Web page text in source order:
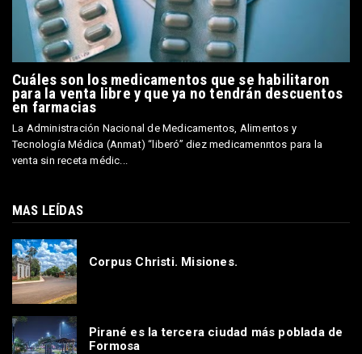
Cuáles son los medicamentos que se habilitaron
para la venta libre y que ya no tendrán descuentos
en farmacias
La Administración Nacional de Medicamentos, Alimentos y
Tecnología Médica (Anmat) “liberó” diez medicamenntos para la
venta sin receta médic...
MAS LEÍDAS
Corpus Christi. Misiones.
Pirané es la tercera ciudad más poblada de
Formosa